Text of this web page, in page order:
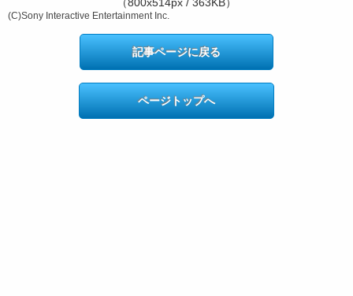
(C)Sony Interactive Entertainment Inc.
記事ページに戻る
ページトップへ